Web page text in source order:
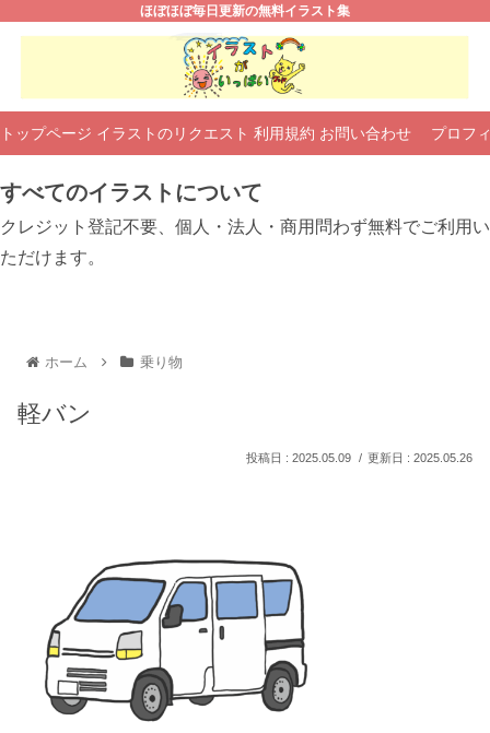
ほぼほぼ毎日更新の無料イラスト集
トップページ イラストのリクエスト 利用規約 お問い合わせ プロフ
すべてのイラストについて
クレジット登記不要、個人・法人・商用問わず無料でご利用い
ただけます。
ホーム 乗り物
軽バン
2025.05.09 2025.05.26